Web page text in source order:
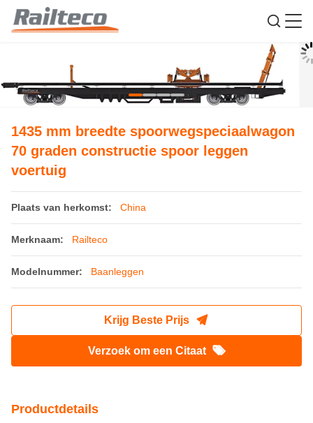
1435 mm breedte spoorwegspeciaalwagon
70 graden constructie spoor leggen
voertuig
Plaats van herkomst: China
Merknaam: Railteco
Modelnummer: Baanleggen
Krijg Beste Prijs
Verzoek om een Citaat
Productdetails